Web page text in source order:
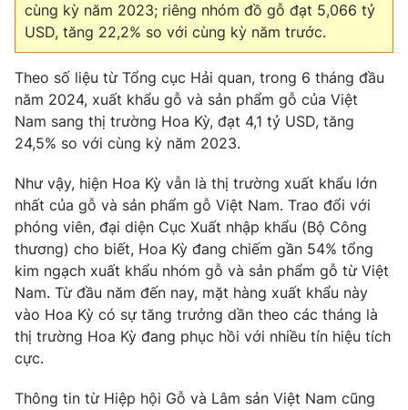
Phim VTV
Hậu trường
Nhân vật
Khán giả
Giải trí
Điện ảnh
Âm nhạc
Sao
Đời sống
Du lịch
Làm đẹp
Chất lượng cuộc sống
Giáo dục
Tuyển sinh
Học trực tuyến
Công nghệ
Hitech Công nghệ tương lai
Sản phẩm
Thị trường
Tư vấn
Giao lưu trực tuyến
Lịch phát sóng
Chuyên mục khác
Emagazine Podcast
cùng kỳ năm 2023; riêng nhóm đồ gỗ đạt 5,066 tỷ
USD, tăng 22,2% so với cùng kỳ năm trước.
Theo số liệu từ Tổng cục Hải quan, trong 6 tháng đầu
năm 2024, xuất khẩu gỗ và sản phẩm gỗ của Việt
Nam sang thị trường Hoa Kỳ, đạt 4,1 tỷ USD, tăng
24,5% so với cùng kỳ năm 2023.
Như vậy, hiện Hoa Kỳ vẫn là thị trường xuất khẩu lớn
nhất của gỗ và sản phẩm gỗ Việt Nam. Trao đổi với
phóng viên, đại diện Cục Xuất nhập khẩu (Bộ Công
thương) cho biết, Hoa Kỳ đang chiếm gần 54% tổng
kim ngạch xuất khẩu nhóm gỗ và sản phẩm gỗ từ Việt
Nam. Từ đầu năm đến nay, mặt hàng xuất khẩu này
vào Hoa Kỳ có sự tăng trưởng dần theo các tháng là
thị trường Hoa Kỳ đang phục hồi với nhiều tín hiệu tích
cực.
Thông tin từ Hiệp hội Gỗ và Lâm sản Việt Nam cũng